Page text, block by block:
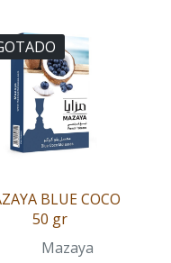
BLUE COCO
50 gr
Mazaya